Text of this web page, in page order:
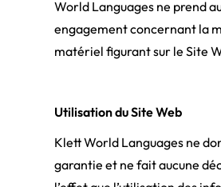
World Languages ne prend
engagement concernant la
matériel figurant sur le Site
Utilisation du Site Web
Klett World Languages ne
garantie et ne fait aucune